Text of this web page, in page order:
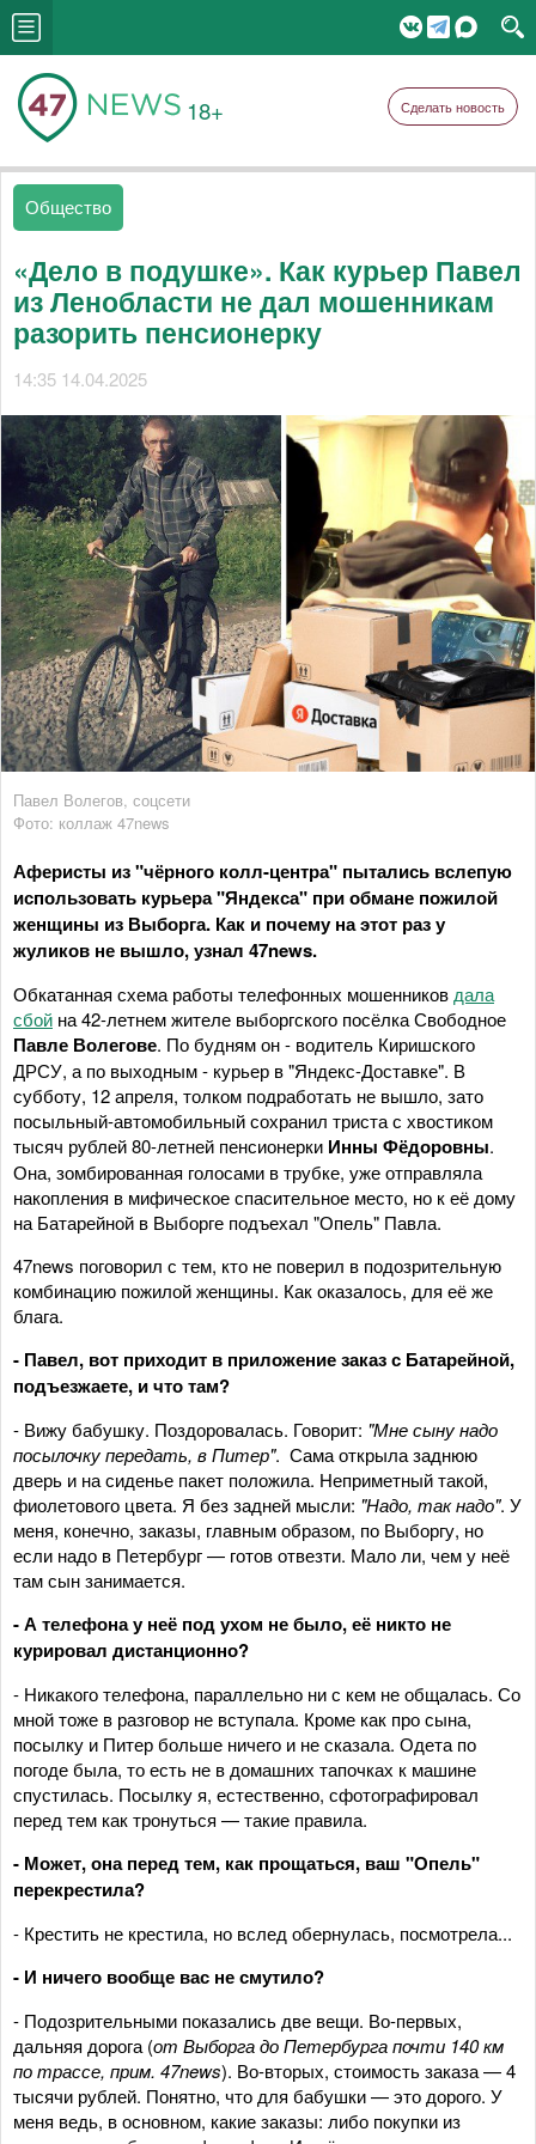
18+ Сделать новость
Общество
«Дело в подушке». Как курьер Павел
из Ленобласти не дал мошенникам
разорить пенсионерку
14:35 14.04.2025
Павел Волегов, соцсети
Фото: коллаж 47news
Аферисты из "чёрного колл-центра" пытались вслепую
использовать курьера "Яндекса" при обмане пожилой
женщины из Выборга. Как и почему на этот раз у
жуликов не вышло, узнал 47news.
Обкатанная схема работы телефонных мошенников дала
сбой на 42-летнем жителе выборгского посёлка Свободное
Павле Волегове. По будням он - водитель Киришского
ДРСУ, а по выходным - курьер в "Яндекс-Доставке". В
субботу, 12 апреля, толком подработать не вышло, зато
посыльный-автомобильный сохранил триста с хвостиком
тысяч рублей 80-летней пенсионерки Инны Фёдоровны.
Она, зомбированная голосами в трубке, уже отправляла
накопления в мифическое спасительное место, но к её дому
на Батарейной в Выборге подъехал "Опель" Павла.
47news поговорил с тем, кто не поверил в подозрительную
комбинацию пожилой женщины. Как оказалось, для её же
блага.
- Павел, вот приходит в приложение заказ с Батарейной,
подъезжаете, и что там?
- Вижу бабушку. Поздоровалась. Говорит: "Мне сыну надо
посылочку передать, в Питер". Сама открыла заднюю
дверь и на сиденье пакет положила. Неприметный такой,
фиолетового цвета. Я без задней мысли: "Надо, так надо". У
меня, конечно, заказы, главным образом, по Выборгу, но
если надо в Петербург — готов отвезти. Мало ли, чем у неё
там сын занимается.
- А телефона у неё под ухом не было, её никто не
курировал дистанционно?
- Никакого телефона, параллельно ни с кем не общалась. Со
мной тоже в разговор не вступала. Кроме как про сына,
посылку и Питер больше ничего и не сказала. Одета по
погоде была, то есть не в домашних тапочках к машине
спустилась. Посылку я, естественно, сфотографировал
перед тем как тронуться — такие правила.
- Может, она перед тем, как прощаться, ваш "Опель"
перекрестила?
- Крестить не крестила, но вслед обернулась, посмотрела...
- И ничего вообще вас не смутило?
- Подозрительными показались две вещи. Во-первых,
дальняя дорога (от Выборга до Петербурга почти 140 км
по трассе, прим. 47news). Во-вторых, стоимость заказа — 4
тысячи рублей. Понятно, что для бабушки — это дорого. У
меня ведь, в основном, какие заказы: либо покупки из